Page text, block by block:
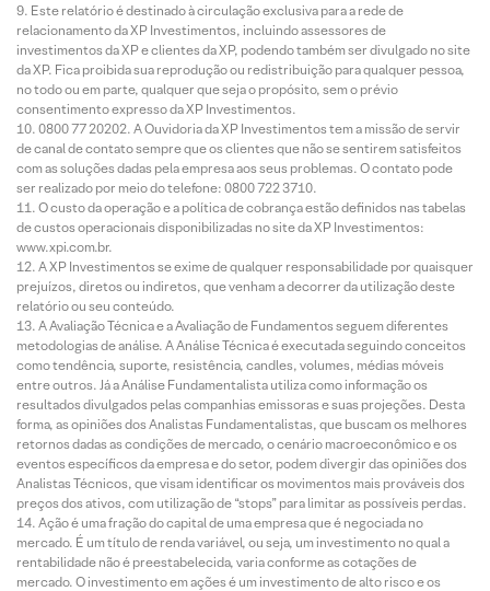
Este relatório é destinado à circulação exclusiva para a rede de
relacionamento da XP Investimentos, incluindo assessores de
investimentos da XP e clientes da XP, podendo também ser divulgado no site
da XP. Fica proibida sua reprodução ou redistribuição para qualquer pessoa,
no todo ou em parte, qualquer que seja o propósito, sem o prévio
consentimento expresso da XP Investimentos.
0800 77 20202. A Ouvidoria da XP Investimentos tem a missão de servir
de canal de contato sempre que os clientes que não se sentirem satisfeitos
com as soluções dadas pela empresa aos seus problemas. O contato pode
ser realizado por meio do telefone: 0800 722 3710.
O custo da operação e a política de cobrança estão definidos nas tabelas
de custos operacionais disponibilizadas no site da XP Investimentos:
www.xpi.com.br.
A XP Investimentos se exime de qualquer responsabilidade por quaisquer
prejuízos, diretos ou indiretos, que venham a decorrer da utilização deste
relatório ou seu conteúdo.
A Avaliação Técnica e a Avaliação de Fundamentos seguem diferentes
metodologias de análise. A Análise Técnica é executada seguindo conceitos
como tendência, suporte, resistência, candles, volumes, médias móveis
entre outros. Já a Análise Fundamentalista utiliza como informação os
resultados divulgados pelas companhias emissoras e suas projeções. Desta
forma, as opiniões dos Analistas Fundamentalistas, que buscam os melhores
retornos dadas as condições de mercado, o cenário macroeconômico e os
eventos específicos da empresa e do setor, podem divergir das opiniões dos
Analistas Técnicos, que visam identificar os movimentos mais prováveis dos
preços dos ativos, com utilização de “stops” para limitar as possíveis perdas.
Ação é uma fração do capital de uma empresa que é negociada no
mercado. É um título de renda variável, ou seja, um investimento no qual a
rentabilidade não é preestabelecida, varia conforme as cotações de
mercado. O investimento em ações é um investimento de alto risco e os